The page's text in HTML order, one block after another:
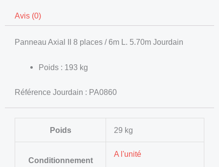
Avis (0)
Panneau Axial II 8 places / 6m L. 5.70m Jourdain
Poids : 193 kg
Référence Jourdain : PA0860
Poids 29 kg
Conditionnement
A l'unité